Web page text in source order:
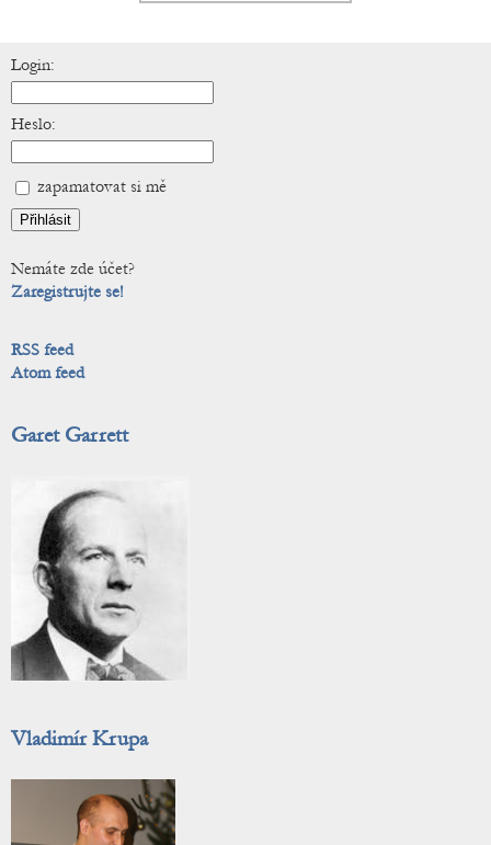
Login:
Heslo:
zapamatovat si mě
Nemáte zde účet?
Zaregistrujte se!
RSS feed
Atom feed
Garet Garrett
Vladimír Krupa